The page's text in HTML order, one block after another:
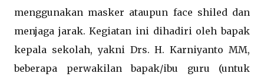
menggunakan masker ataupun face shiled dan
menjaga jarak. Kegiatan ini dihadiri oleh bapak
kepala sekolah, yakni Drs. H. Karniyanto MM,
beberapa perwakilan bapak/ibu guru (untuk